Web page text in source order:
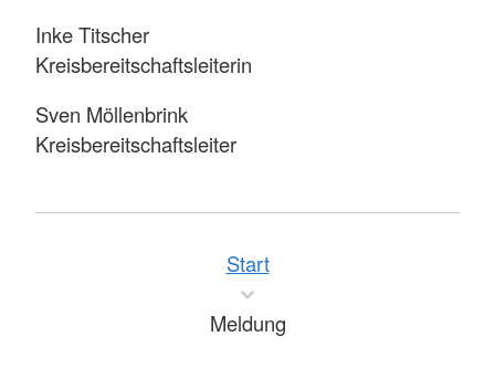
Inke Titscher
Kreisbereitschaftsleiterin
Sven Möllenbrink
Kreisbereitschaftsleiter
Start
Meldung